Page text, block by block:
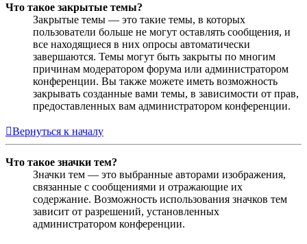
Что такое закрытые темы?
Закрытые темы — это такие темы, в которых
пользователи больше не могут оставлять сообщения, и
все находящиеся в них опросы автоматически
завершаются. Темы могут быть закрыты по многим
причинам модератором форума или администратором
конференции. Вы также можете иметь возможность
закрывать созданные вами темы, в зависимости от прав,
предоставленных вам администратором конференции.
Вернуться к началу
Что такое значки тем?
Значки тем — это выбранные авторами изображения,
связанные с сообщениями и отражающие их
содержание. Возможность использования значков тем
зависит от разрешений, установленных
администратором конференции.